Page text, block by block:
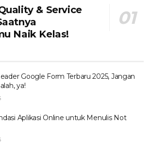
& Service
Naik Kelas!
Google Form Terbaru 2025, Jangan
ya!
Aplikasi Online untuk Menulis Not